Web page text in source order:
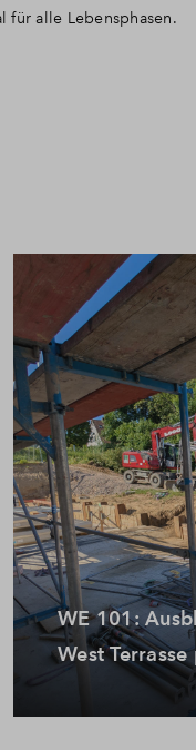
für alle Lebensphasen.
WE 101:
West